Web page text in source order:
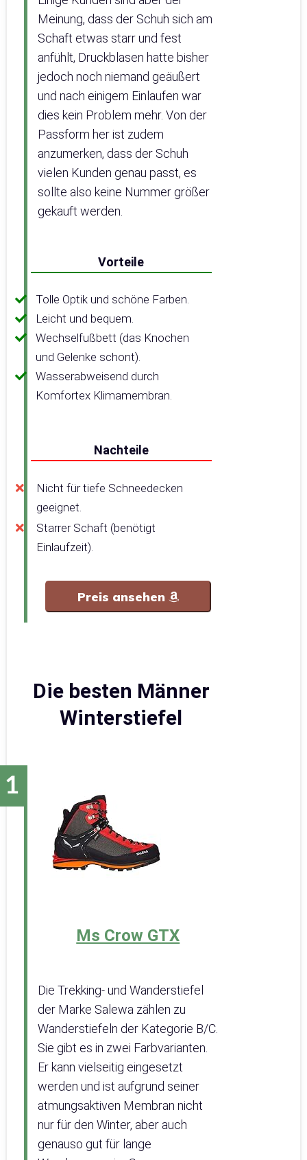
Meinung, dass der Schuh sich am
Schaft etwas starr und fest
anfühlt, Druckblasen hatte bisher
jedoch noch niemand geäußert
und nach einigem Einlaufen war
dies kein Problem mehr. Von der
Passform her ist zudem
anzumerken, dass der Schuh
vielen Kunden genau passt, es
sollte also keine Nummer größer
gekauft werden.
Vorteile
Tolle Optik und schöne Farben.
Leicht und bequem.
Wechselfußbett (das Knochen
und Gelenke schont).
Wasserabweisend durch
Komfortex Klimamembran.
Nachteile
Nicht für tiefe Schneedecken
geeignet.
Starrer Schaft (benötigt
Einlaufzeit).
Preis ansehen
Die besten Männer
Winterstiefel
Ms Crow GTX
Die Trekking- und Wanderstiefel
der Marke Salewa zählen zu
Wanderstiefeln der Kategorie B/C.
Sie gibt es in zwei Farbvarianten.
Er kann vielseitig eingesetzt
werden und ist aufgrund seiner
atmungsaktiven Membran nicht
nur für den Winter, aber auch
genauso gut für lange